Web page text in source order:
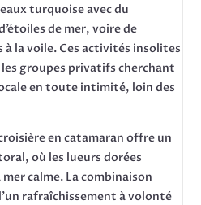
turquoise avec du
de mer, voire de
la voile. Ces activités insolites
groupes privatifs cherchant
en toute intimité, loin des
en catamaran offre un
où les lueurs dorées
calme. La combinaison
rafraîchissement à volonté